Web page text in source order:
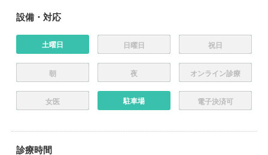
設備・対応
土曜日 日曜日 祝日
朝 夜 オンライン診療
女医 駐車場 電子決済可
診療時間